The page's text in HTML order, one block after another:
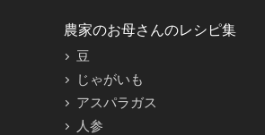
農家のお母さんのレシピ集
豆
じゃがいも
アスパラガス
人参